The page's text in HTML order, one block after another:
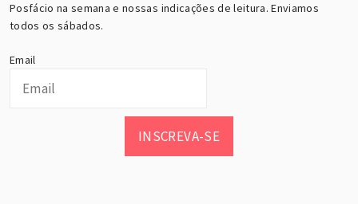
Posfácio na semana e nossas indicações de leitura. Enviamos
todos os sábados.
Email
INSCREVA-SE